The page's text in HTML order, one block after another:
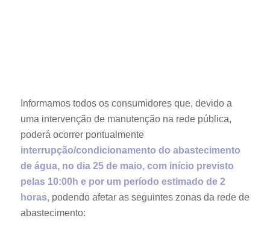
Informamos todos os consumidores que, devido a
uma intervenção de manutenção na rede pública,
poderá ocorrer pontualmente
interrupção/condicionamento do abastecimento
de água, no dia 25 de maio, com início previsto
pelas 10:00h e por um período estimado de 2
horas,podendo afetar as seguintes zonas da rede de
abastecimento: